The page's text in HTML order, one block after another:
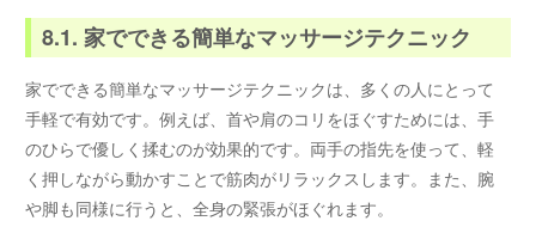
8.1. 家でできる簡単なマッサージテクニック
家でできる簡単なマッサージテクニックは、多くの人にとって
手軽で有効です。例えば、首や肩のコリをほぐすためには、手
のひらで優しく揉むのが効果的です。両手の指先を使って、軽
く押しながら動かすことで筋肉がリラックスします。また、腕
や脚も同様に行うと、全身の緊張がほぐれます。